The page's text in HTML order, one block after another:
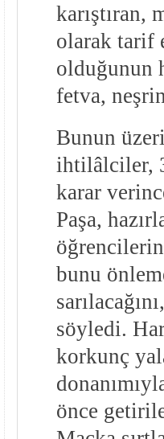
olarak tarif
olduğunun
fetva,
Bunun
ihtilâlciler,
karar
Paşa,
bunu
söyledi.
korkunç
önce